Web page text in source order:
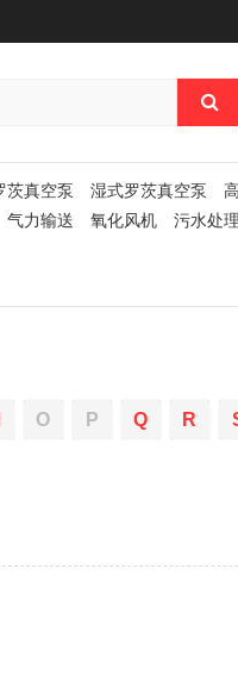
茨真空泵 湿式罗茨真空泵
气力输送 氧化风机 污水处理
O P Q R